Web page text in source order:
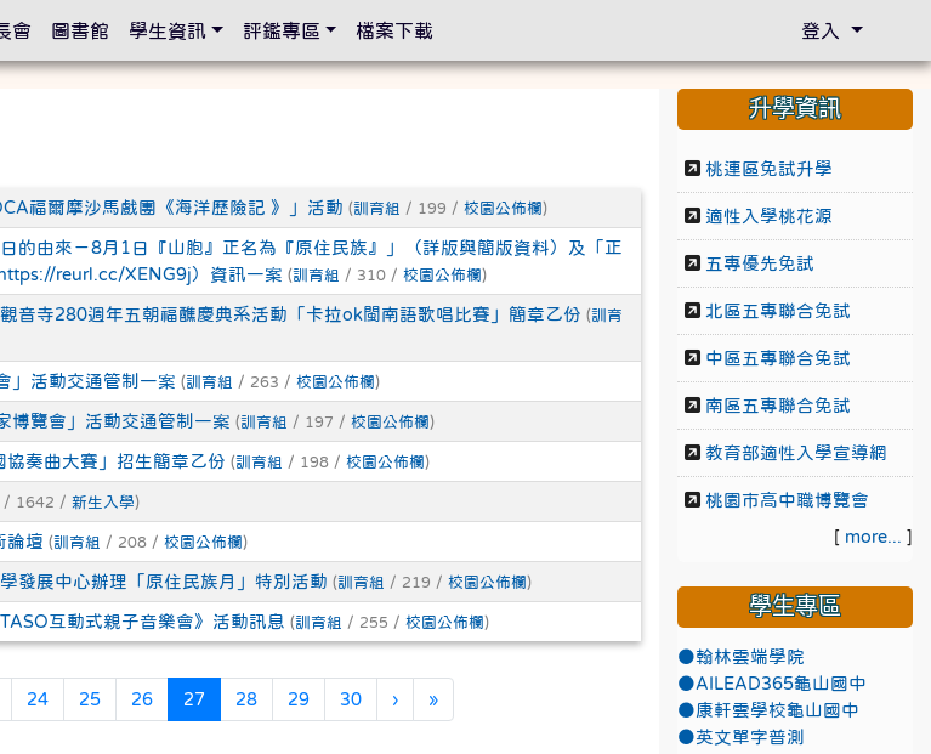
福爾摩沙馬戲團《海洋歷險記 》」活動 (訓育組 / 199 / 校園公佈欄 )
的由來－8月1日『山胞』正名為『原住民族』」（詳版與簡版資料）及「正
reurl.cc/XENG9j）資訊一案 (訓育組 / 310 / 校園公佈欄 )
音寺280週年五朝福醮慶典系活動「卡拉ok閩南語歌唱比賽」簡章乙份 (訓育
」活動交通管制一案 (訓育組 / 263 / 校園公佈欄 )
博覽會」活動交通管制一案 (訓育組 / 197 / 校園公佈欄 )
奏曲大賽」招生簡章乙份 (訓育組 / 198 / 校園公佈欄 )
/ 1642 / 新生入學)
論壇 (訓育組 / 208 / 校園公佈欄 )
發展中心辦理「原住民族月」特別活動 (訓育組 / 219 / 校園公佈欄 )
互動式親子音樂會》活動訊息 (訓育組 / 255 / 校園公佈欄 )
24 25 26 27(目前頁次)
28 29 30 ›下一頁
»最後頁
升學資訊
桃連區免試升學
適性入學桃花源
五專優先免試
北區五專聯合免試
中區五專聯合免試
南區五專聯合免試
教育部適性入學宣導網
桃園市高中職博覽會
[ more... ]
學生專區
●翰林雲端學院
●AILEAD365龜山國中
●康軒雲學校龜山國中
●英文單字普測
會 圖書館 學生資訊 評鑑專區 檔案下載 登入